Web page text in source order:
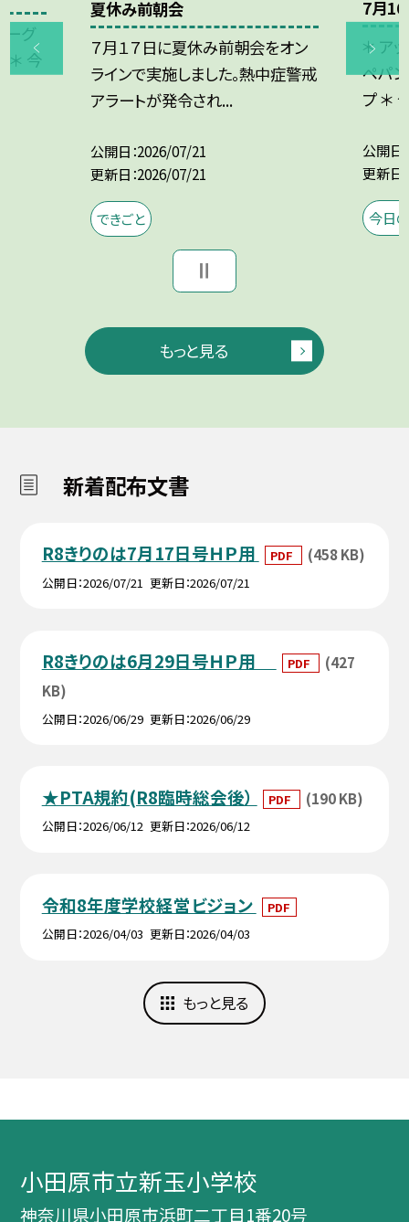
ーグ
＊ 今
夏休み前朝会
７月１７日に夏休み前朝会をオン
ラインで実施しました。熱中症警戒
アラートが発令され...
公開日 2026/07/21
更新日 2026/07/21
できごと
7月
＊ ア
ペパ
プ ＊
公開日
更新日
今日
もっと見る
新着配布文書
R8きりのは7月17日号ＨＰ用 PDF (458 KB)
公開日 2026/07/21 更新日 2026/07/21
R8きりのは6月29日号ＨＰ用 PDF
(427
KB)
公開日 2026/06/29 更新日 2026/06/29
★PTA規約(R8臨時総会後） PDF (190 KB)
公開日 2026/06/12 更新日 2026/06/12
令和8年度学校経営ビジョン
PDF
公開日 2026/04/03 更新日 2026/04/03
もっと見る
小田原市立新玉小学校
神奈川県小田原市浜町二丁目1番20号